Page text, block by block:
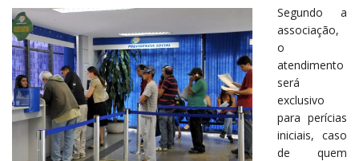
Segundo a
associação,
o
atendimento
será
exclusivo
para perícias
iniciais, caso
de quem